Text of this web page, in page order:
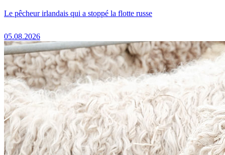
Le pêcheur irlandais qui a stoppé la flotte russe
05.08.2026